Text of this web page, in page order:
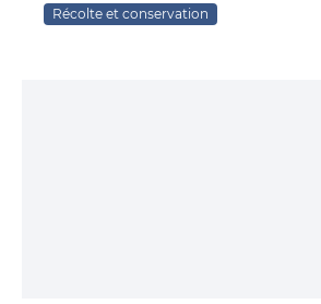
Récolte et conservation